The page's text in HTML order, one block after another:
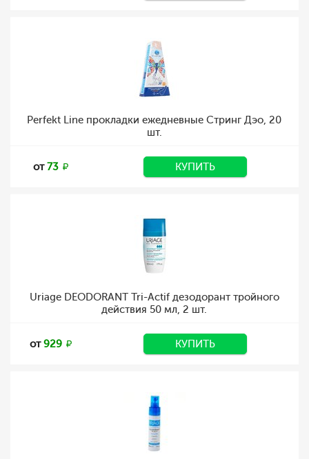
Perfekt Line прокладки ежедневные Стринг Дэо, 20
шт.
от73 КУПИТЬ
Uriage DEODORANT Tri-Actif дезодорант тройного
действия 50 мл, 2 шт.
от929 КУПИТЬ